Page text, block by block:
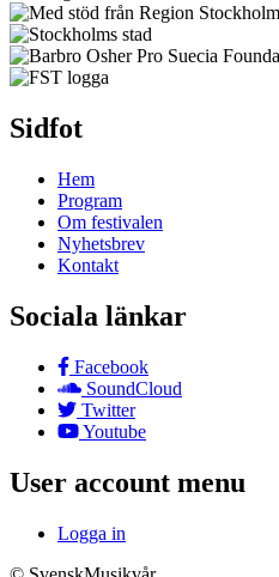
Sidfot
Hem
Program
Om festivalen
Nyhetsbrev
Kontakt
Sociala länkar
Facebook
SoundCloud
Twitter
Youtube
User account menu
Logga in